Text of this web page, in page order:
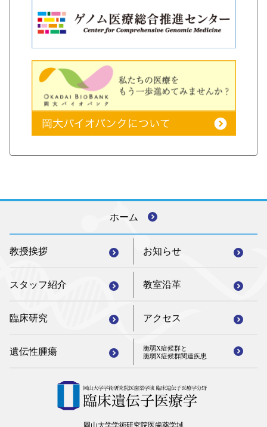
岡山大学学術研究院医歯薬学域
ホーム
教授挨拶 お知らせ
スタッフ紹介 教室沿革
臨床研究 アクセス
遺伝性腫瘍
脆弱X症候群と
脆弱X症候群関連疾患